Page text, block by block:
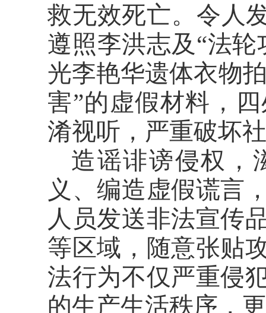
救无效死亡。令人
遵照李洪志及“法
光李艳华遗体衣物
害”的虚假材料，
淆视听，严重破坏
造谣诽谤侵权，
义、编造虚假谎言
人员发送非法宣传
等区域，随意张贴
法行为不仅严重侵
的生产生活秩序，